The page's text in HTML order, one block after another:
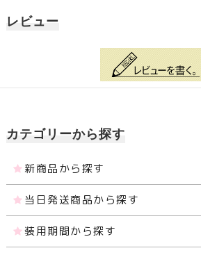
レビュー
カテゴリーから探す
新商品から探す
当日発送商品から探す
装用期間から探す